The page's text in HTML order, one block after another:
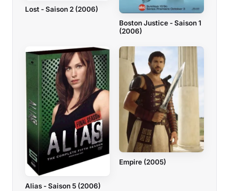
Lost - Saison 2 (2006)
Boston Justice - Saison 1
(2006)
Alias - Saison 5 (2006)
Empire (2005)